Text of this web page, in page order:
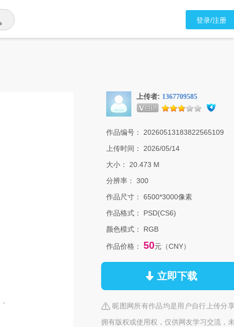
登录/注册
上传者: 1367709585
作品编号：
20260513183822565109
上传时间：
2026/05/14
大小：
20.473 M
分辨率：
300
作品尺寸：
6500*3000像素
作品格式：
PSD(CS6)
颜色模式：
RGB
作品价格： 50元（CNY）
立即下载
昵图网所有作品均是用户自行上传分
拥有版权或使用权，仅供网友学习交流，